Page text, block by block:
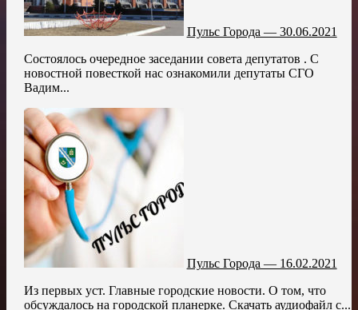
Пульс Города — 30.06.2021
Состоялось очередное заседании совета депутатов . С
новостной повесткой нас ознакомили депутаты СГО
Вадим...
Пульс Города — 16.02.2021
Из первых уст. Главные городские новости. О том, что
обсуждалось на городской планерке. Скачать аудиофайл с...